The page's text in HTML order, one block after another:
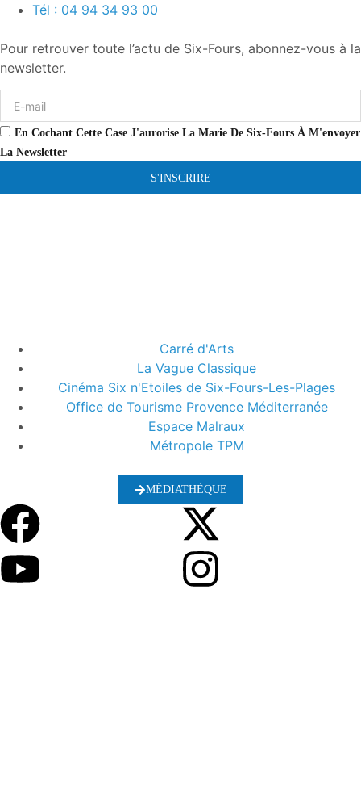
Tél : 04 94 34 93 00
Pour retrouver toute l’actu de Six-Fours, abonnez-vous à la
newsletter.
En Cochant Cette Case J'aurorise La Marie De Six-Fours À M'envoyer
La Newsletter
S'INSCRIRE
Carré d'Arts
La Vague Classique
Cinéma Six n'Etoiles de Six-Fours-Les-Plages
Office de Tourisme Provence Méditerranée
Espace Malraux
Métropole TPM
MÉDIATHÈQUE